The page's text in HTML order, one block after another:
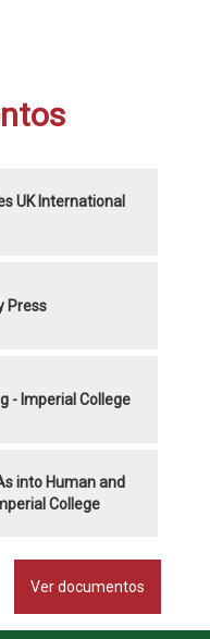
UK International
Press
- Imperial College
into Human and
College
Ver documentos